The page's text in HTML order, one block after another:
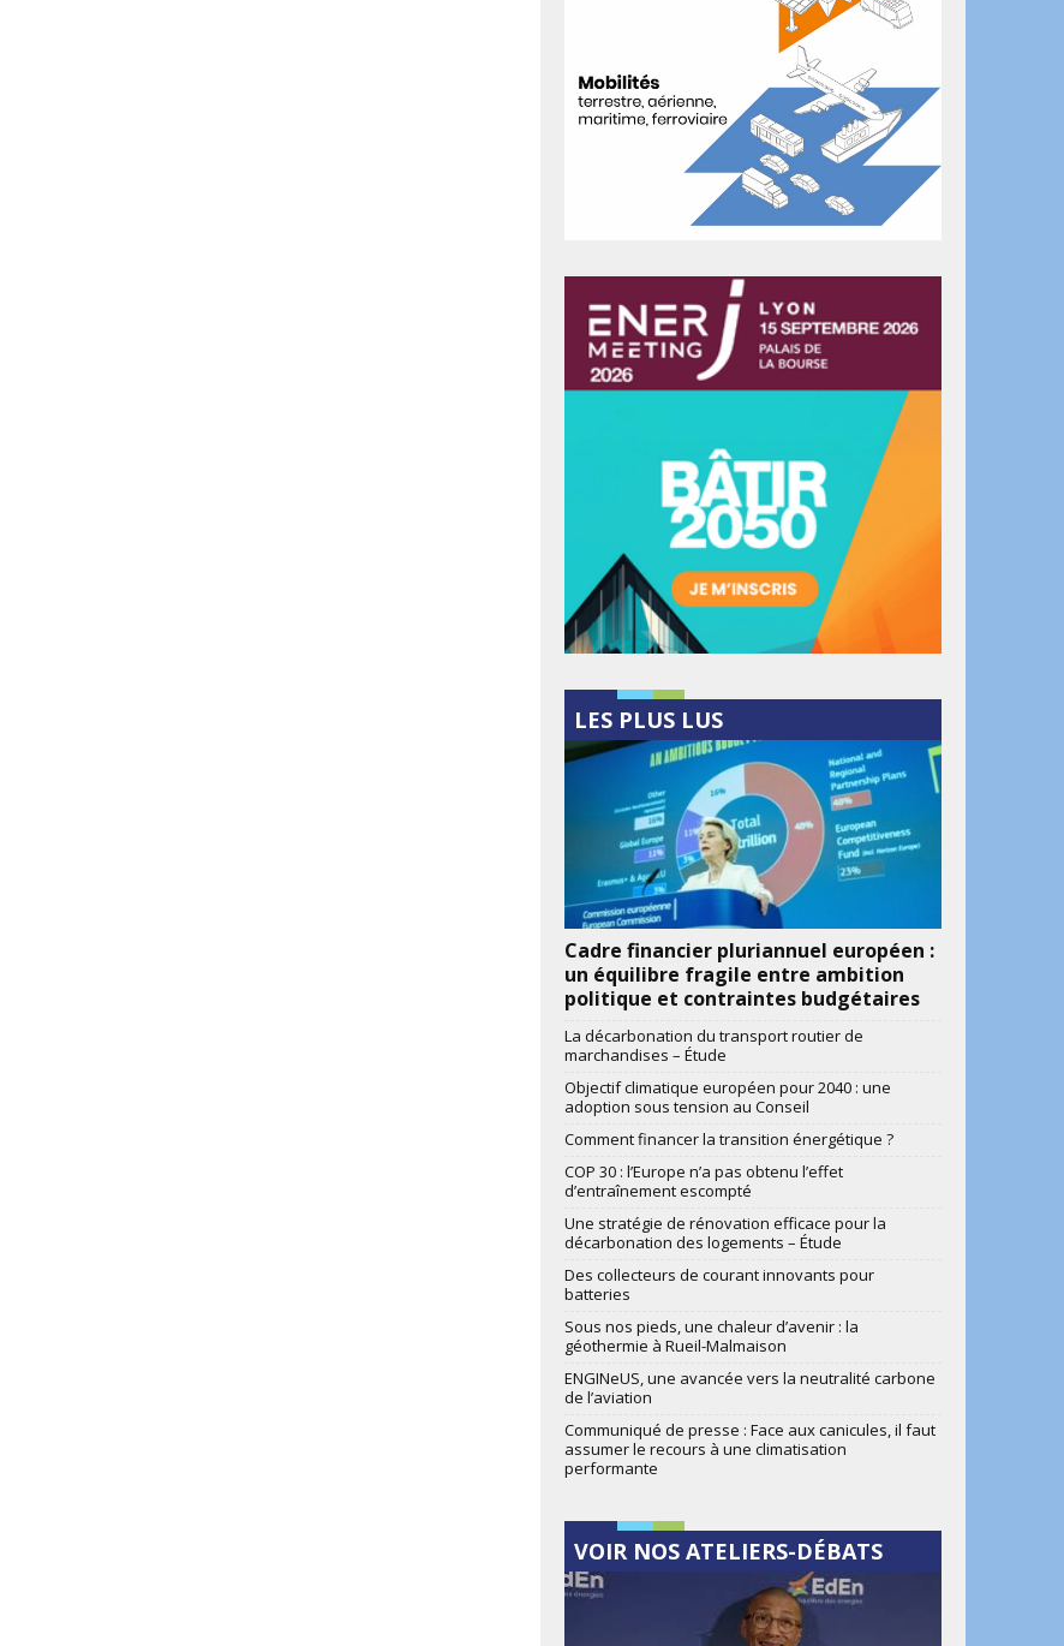
LES PLUS LUS
Cadre financier pluriannuel européen :
un équilibre fragile entre ambition
politique et contraintes budgétaires
La décarbonation du transport routier de
marchandises – Étude
Objectif climatique européen pour 2040 : une
adoption sous tension au Conseil
Comment financer la transition énergétique ?
COP 30 : l’Europe n’a pas obtenu l’effet
d’entraînement escompté
Une stratégie de rénovation efficace pour la
décarbonation des logements – Étude
Des collecteurs de courant innovants pour
batteries
Sous nos pieds, une chaleur d’avenir : la
géothermie à Rueil-Malmaison
ENGINeUS, une avancée vers la neutralité carbone
de l’aviation
Communiqué de presse : Face aux canicules, il faut
assumer le recours à une climatisation
performante
VOIR NOS ATELIERS-DÉBATS